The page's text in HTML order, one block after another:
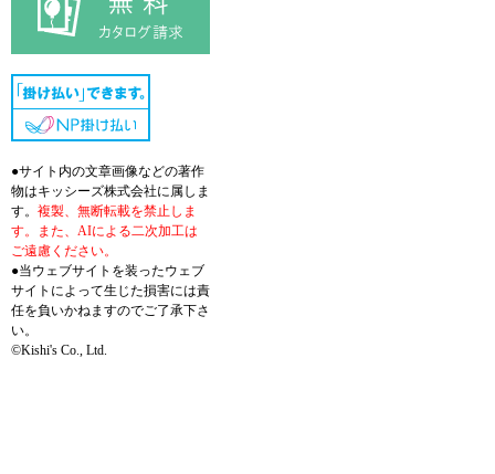
●サイト内の文章画像などの著作
物はキッシーズ株式会社に属しま
す。 複製、無断転載を禁止しま
す。また、AIによる二次加工は
ご遠慮ください。
●当ウェブサイトを装ったウェブ
サイトによって生じた損害には責
任を負いかねますのでご了承下さ
い。
©Kishi's Co., Ltd.